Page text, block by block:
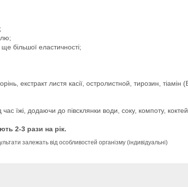
більшої еластичності;
екстракт листя касії, остролистной, тирозин, тіамін
їжі, додаючи до півсклянки води, соку, компоту,
2-3 рази на рік.
залежать від особливостей організму (індивідуальні)